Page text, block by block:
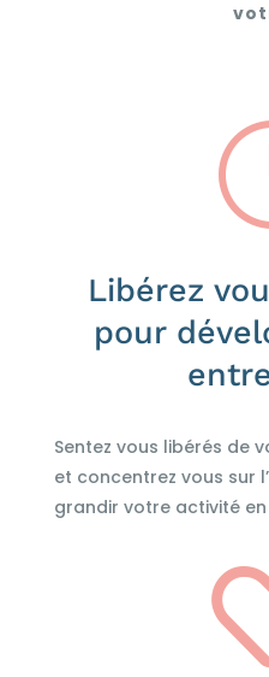
Libérez
pour
Sentez vous libérés de
et concentrez vous sur
grandir votre activité